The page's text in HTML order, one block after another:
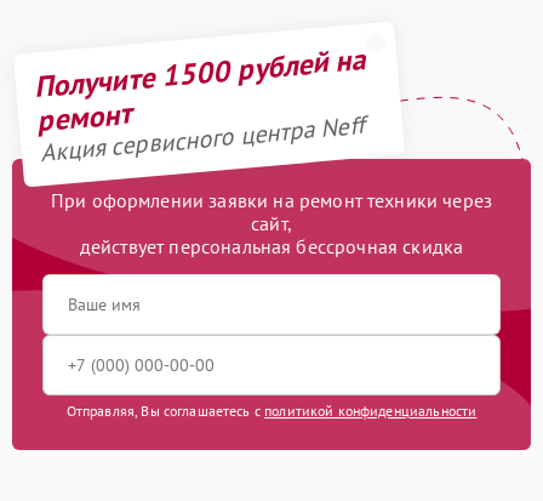
Получите 1500 рублей на
ремонт
Акция сервисного центра Neff
При оформлении заявки на ремонт техники через
сайт,
действует персональная бессрочная скидка
Отправляя, Вы соглашаетесь с политикой конфиденциальности